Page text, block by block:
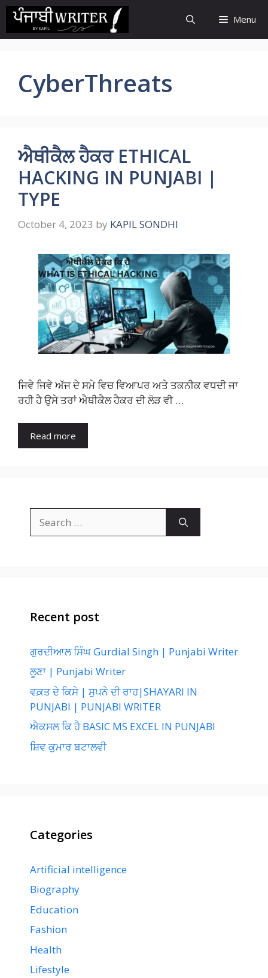
Skip
content
Menu
CyberThreats
ਐਥੀਕੈਲ ਹੈਕਰ ETHICAL
HACKING IN PUNJABI |
TYPE
October 4, 2023 by KAPIL SONDHI
ਜਿਵੇ ਜਿਵੇ ਅੱਜ ਦੇ ਸਮੇ ਵਿਚ ਵਿਆਪਰ ਅਤੇ ਤਕਨੀਕ ਵਧਦੀ ਜਾ
ਰਹੀ ਹੈ ਉਸੇ ਤਰਾਂ ਐਥੀਕੈਲ ਹੈਕਰ ਦੀ ਲੋੜ ਵੀ …
Read more
for:
Recent post
ਗੁਰਦੀਆਲ ਸਿੰਘ Gurdial Singh | Punjabi Writer
ਲੂਣਾ | Punjabi Writer
ਵਕ਼ਤ ਦੇ ਕਿਸੇ | ਸੁਪਨੇ ਦੀ ਰਾਹ|SHAYARI IN
PUNJABI | PUNJABI WRITER
ਐਕਸਲ ਕਿ ਹੈ BASIC MS EXCEL IN PUNJABI
ਸ਼ਿਵ ਕੁਮਾਰ ਬਟਾਲਵੀ
Categories
Artificial intelligence
Biography
Education
Fashion
Health
Lifestyle